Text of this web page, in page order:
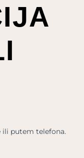
ili putem telefona.